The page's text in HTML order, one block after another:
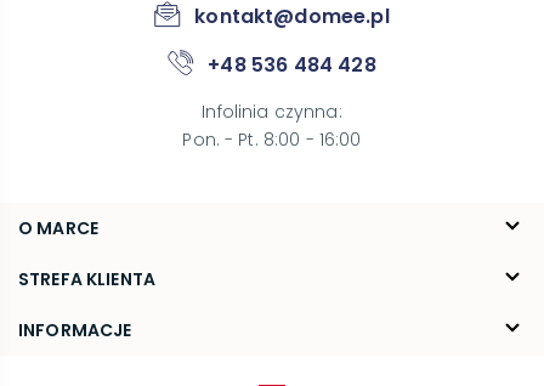
O MARCE
O nas
Blog
STREFA KLIENTA
FAQ
INFORMACJE
kontakt@domee.pl
+48 536 484 428
Infolinia czynna:
Pon. - Pt. 8:00 - 16:00